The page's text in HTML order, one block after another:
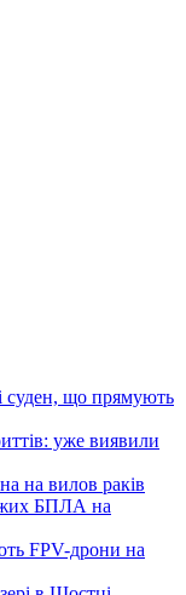
суден, що прямують
уже виявили
на вилов раків
БПЛА на
FPV-дрони на